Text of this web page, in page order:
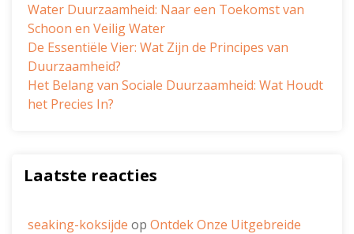
Water Duurzaamheid: Naar een Toekomst van
Schoon en Veilig Water
De Essentiële Vier: Wat Zijn de Principes van
Duurzaamheid?
Het Belang van Sociale Duurzaamheid: Wat Houdt
het Precies In?
Laatste reacties
seaking-koksijde op Ontdek Onze Uitgebreide